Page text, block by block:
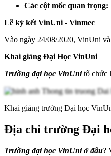
Các cột mốc quan trọng:
Lễ ký kết VinUni - Vinmec
Vào ngày 24/08/2020, VinUni
Khai giảng Đại Học VinUni
Trường đại học VinUnitổ chức
Khai giảng trường Đại học
Địa chỉ trường Đại
Trường đại học VinUni ở đâu?